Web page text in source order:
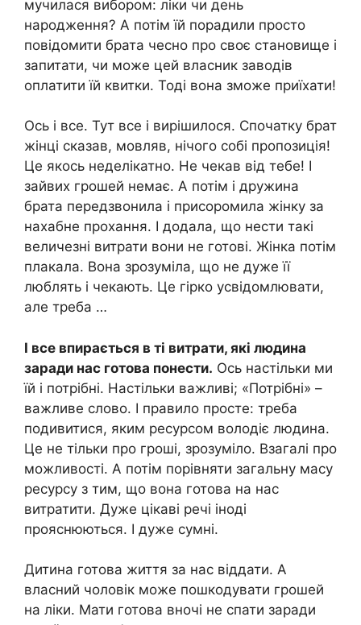
мучилася вибором: ліки чи день
народження? А потім їй порадили просто
повідомити брата чесно про своє становище і
запитати, чи може цей власник заводів
оплатити їй квитки. Тоді вона зможе приїхати!
Ось і все. Тут все і вирішилося. Спочатку брат
жінці сказав, мовляв, нічого собі пропозиція!
Це якось неделікатно. Не чекав від тебе! І
зайвих грошей немає. А потім і дружина
брата передзвонила і присоромила жінку за
нахабне прохання. І додала, що нести такі
величезні витрати вони не готові. Жінка потім
плакала. Вона зрозуміла, що не дуже її
люблять і чекають. Це гірко усвідомлювати,
але треба …
І все впирається в ті витрати, які людина
заради нас готова понести. Ось настільки ми
їй і потрібні. Настільки важливі; «Потрібні» –
важливе слово. І правило просте: треба
подивитися, яким ресурсом володіє людина.
Це не тільки про гроші, зрозуміло. Взагалі про
можливості. А потім порівняти загальну масу
ресурсу з тим, що вона готова на нас
витратити. Дуже цікаві речі іноді
прояснюються. І дуже сумні.
Дитина готова життя за нас віддати. А
власний чоловік може пошкодувати грошей
на ліки. Мати готова вночі не спати заради